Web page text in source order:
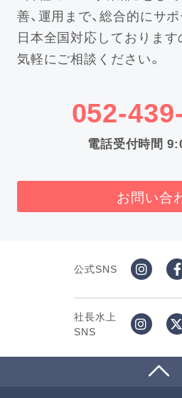
善、運用まで、総合的にサ
日本全国対応しております
気軽にご相談ください。
052-
電話受付時間
お問い合
公式SNS
社長水上
SNS